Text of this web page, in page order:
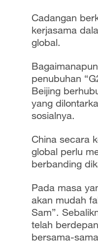
Cadangan
kerjasama
global.
penubuhan
Beijing
yang
sosialnya.
China secara
global perlu
berbanding
Pada masa
akan mudah
Sam”.
telah
bersama-